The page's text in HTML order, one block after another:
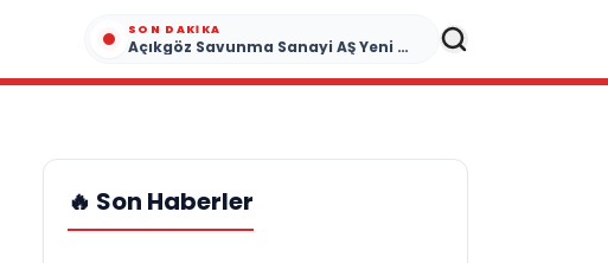
SON DAKIKA
Açıkgöz Savunma Sanayi AŞ Yeni Yönetim Kurulunu Açıkladı ve Savunma Sanayinde Küresel Vizyon Vurgusu
🔥 Son Haberler